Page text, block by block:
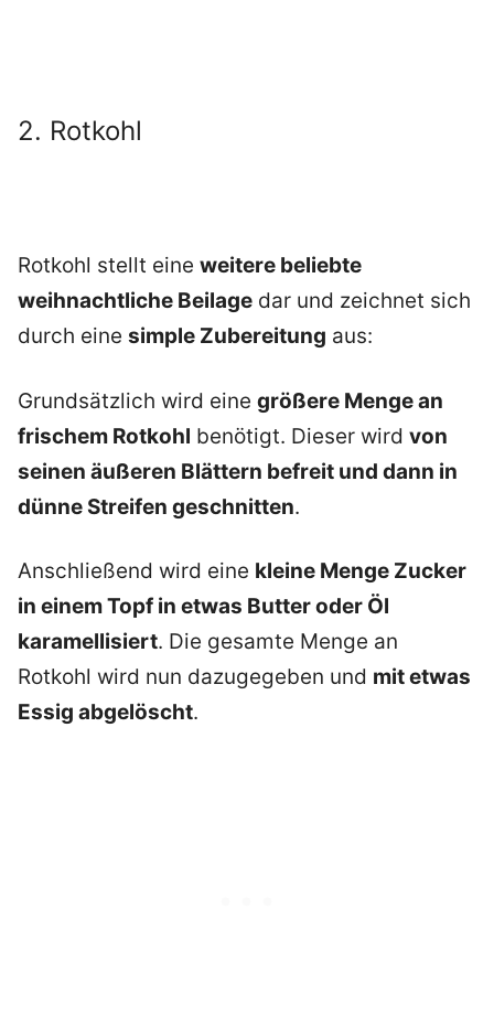
2. Rotkohl
Rotkohl stellt eine weitere beliebte
weihnachtliche Beilage dar und zeichnet sich
durch eine simple Zubereitung aus:
Grundsätzlich wird eine größere Menge an
frischem Rotkohl benötigt. Dieser wird von
seinen äußeren Blättern befreit und dann in
dünne Streifen geschnitten.
Anschließend wird eine kleine Menge Zucker
in einem Topf in etwas Butter oder Öl
karamellisiert. Die gesamte Menge an
Rotkohl wird nun dazugegeben und mit etwas
Essig abgelöscht.